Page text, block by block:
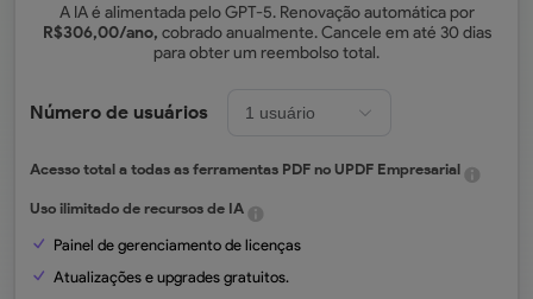
A IA é alimentada pelo GPT-5. Renovação automática por
R$306,00/ano, cobrado anualmente. Cancele em até 30 dias
para obter um reembolso total.
Número de usuários
Acesso total a todas as ferramentas PDF no UPDF Empresarial
Uso ilimitado de recursos de IA
Painel de gerenciamento de licenças
Atualizações e upgrades gratuitos.